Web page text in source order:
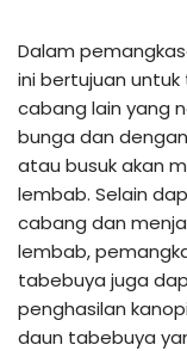
Dalam
ini bertujuan
cabang lain yang
bunga dan
atau busuk akan
lembab. Selain
cabang dan
lembab,
tabebuya juga
penghasilan
daun tabebuya